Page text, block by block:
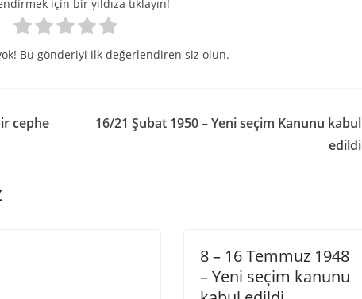
için bir yıldıza tıklayın!
Bu gönderiyi ilk değerlendiren siz olun.
cephe
16/21 Şubat 1950 – Yeni seçim Kanunu kabul
edildi
8 – 16 Temmuz 1948
– Yeni seçim kanunu